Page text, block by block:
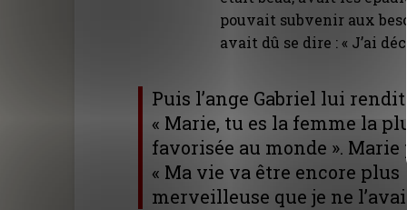
pouvait subvenir aux
avait dû se dire : « J’ai
Puis l’ange Gabriel lui
« Marie, tu es la femme la
favorisée au monde ». Marie
« Ma vie va être encore plus
merveilleuse que je ne